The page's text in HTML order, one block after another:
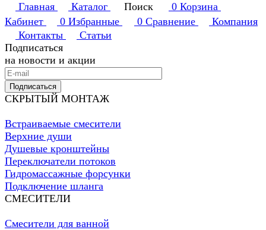
Главная
Каталог Поиск 0 Корзина
Кабинет
0 Избранные 0 Сравнение
Компания
Контакты
Статьи
Подписаться
на новости и акции
Подписаться
СКРЫТЫЙ МОНТАЖ
Встраиваемые смесители
Верхние души
Душевые кронштейны
Переключатели потоков
Гидромассажные форсунки
Подключение шланга
СМЕСИТЕЛИ
Смесители для ванной